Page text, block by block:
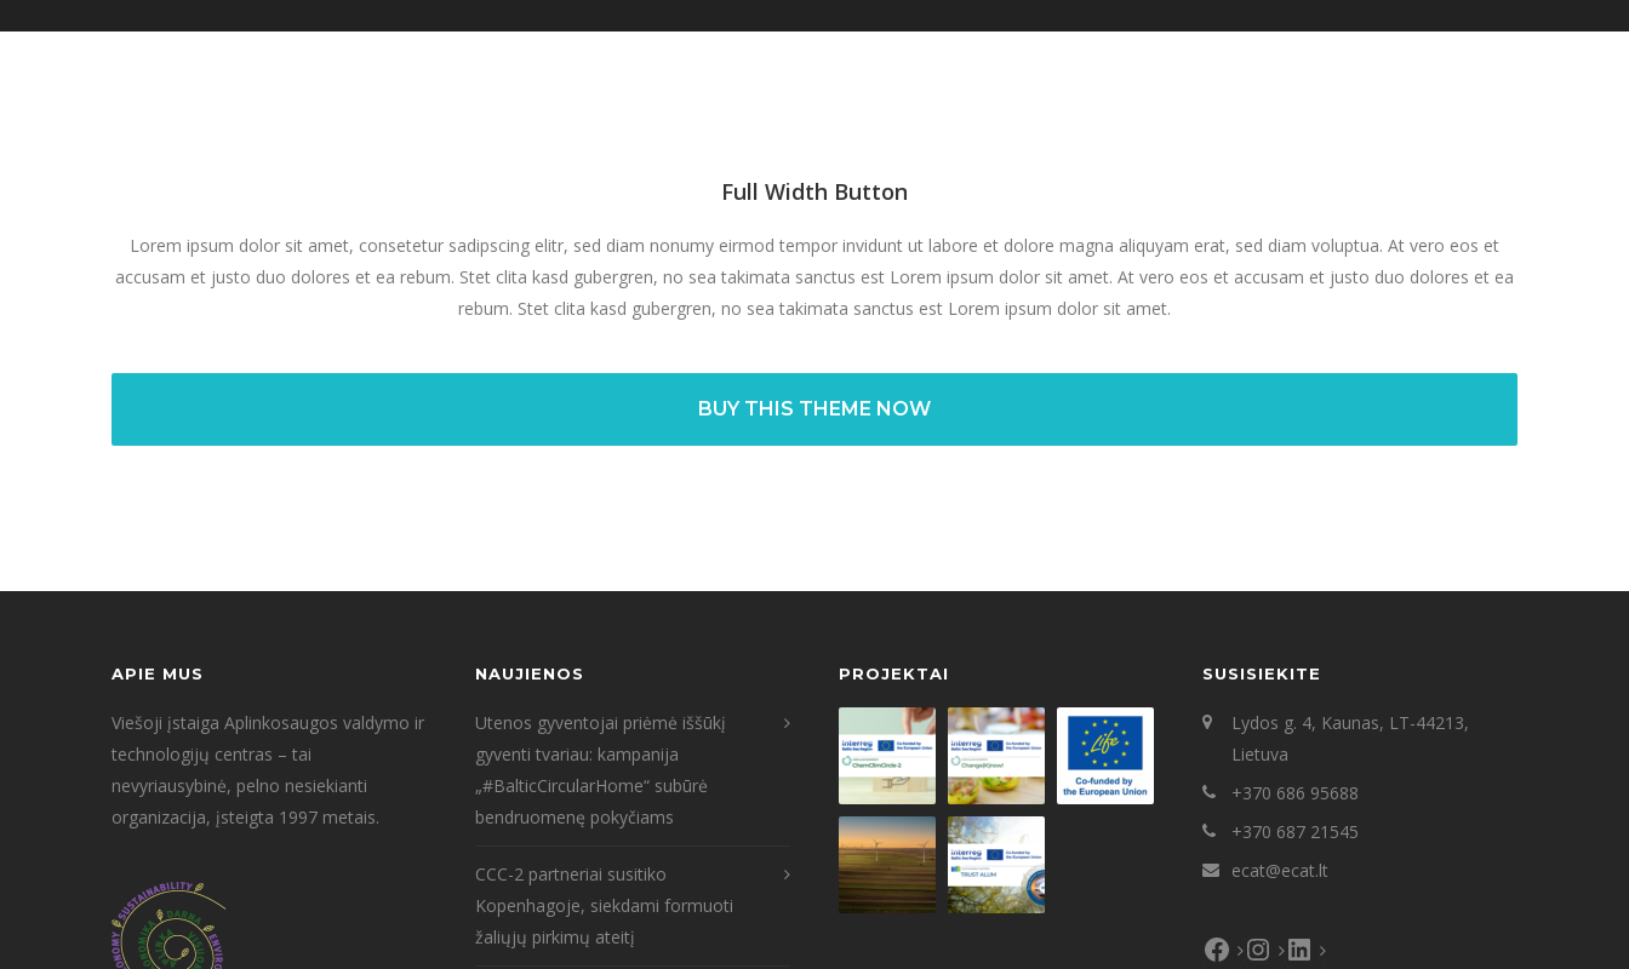
Full Width Button
Lorem ipsum dolor sit amet, consetetur sadipscing elitr, sed diam nonumy eirmod tempor invidunt ut labore et dolore magna aliquyam erat, sed diam voluptua. At vero eos et
accusam et justo duo dolores et ea rebum. Stet clita kasd gubergren, no sea takimata sanctus est Lorem ipsum dolor sit amet. At vero eos et accusam et justo duo dolores et ea
rebum. Stet clita kasd gubergren, no sea takimata sanctus est Lorem ipsum dolor sit amet.
BUY THIS THEME NOW
APIE MUS
Viešoji įstaiga Aplinkosaugos valdymo ir
technologijų centras – tai
nevyriausybinė, pelno nesiekianti
organizacija, įsteigta 1997 metais.
NAUJIENOS
Utenos gyventojai priėmė iššūkį
gyventi tvariau: kampanija
„#BalticCircularHome“ subūrė
bendruomenę pokyčiams
CCC-2 partneriai susitiko
Kopenhagoje, siekdami formuoti
žaliųjų pirkimų ateitį
PROJEKTAI SUSISIEKITE
Lydos g. 4, Kaunas, LT-44213,
Lietuva
+370 686 95688
+370 687 21545
ecat@ecat.lt
Facebook
Instagram